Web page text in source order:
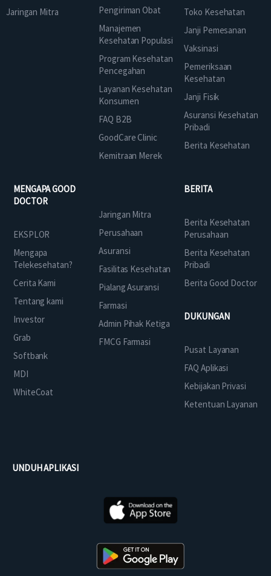
Jaringan Mitra
Pengiriman Obat
Manajemen
Kesehatan Populasi
Program Kesehatan
Pencegahan
Layanan Kesehatan
Konsumen
FAQ B2B
GoodCare Clinic
Kemitraan Merek
Toko Kesehatan
Janji Pemesanan
Vaksinasi
Pemeriksaan
Kesehatan
Janji Fisik
Asuransi Kesehatan
Pribadi
Berita Kesehatan
MENGAPA GOOD
DOCTOR
EKSPLOR
Mengapa
Telekesehatan?
Cerita Kami
Tentang kami
Investor
Grab
Softbank
MDI
WhiteCoat
Jaringan Mitra
Perusahaan
Asuransi
Fasilitas Kesehatan
Pialang Asuransi
Farmasi
Admin Pihak Ketiga
FMCG Farmasi
BERITA
Berita Kesehatan
Perusahaan
Berita Kesehatan
Pribadi
Berita Good Doctor
DUKUNGAN
Pusat Layanan
FAQ Aplikasi
Kebijakan Privasi
Ketentuan Layanan
UNDUH APLIKASI